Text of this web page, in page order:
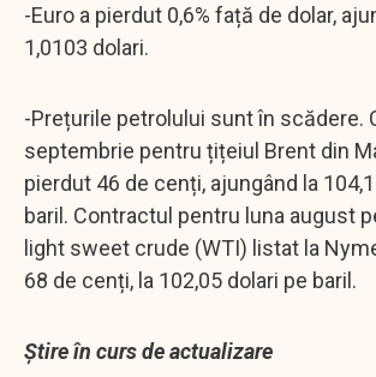
-Euro a pierdut 0,6% față de dolar,
1,0103 dolari.
-Prețurile petrolului sunt în scădere.
septembrie pentru țițeiul Brent din
pierdut 46 de cenți, ajungând la
baril. Contractul pentru luna august
light sweet crude (WTI) listat la
68 de cenți, la 102,05 dolari pe baril.
Știre în curs de actualizare